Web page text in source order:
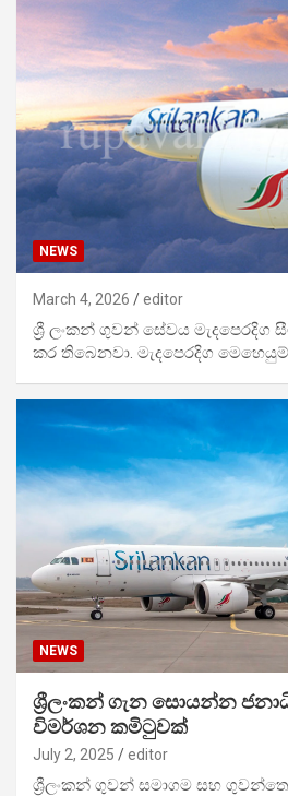
NEWS
March 4, 2026 editor
ශ්‍රී ලංකන් ගුවන් සේවය
කර තිබෙනවා. මැදපෙරදිග
NEWS
ශ්‍රීලංකන් ගැන සොයන්න
විමර්ශන කමිටුවක්
July 2, 2025 editor
ශ්‍රීලංකන් ගුවන් සමාගම සහ